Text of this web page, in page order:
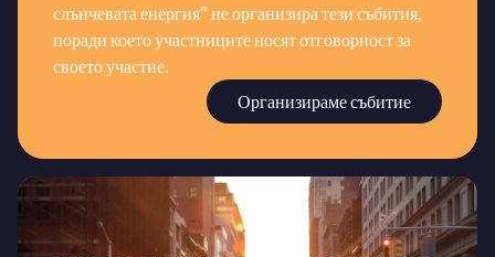
слънчевата енергия“ не организира тези събития,
поради което участниците носят отговорност за
своето участие.
Организираме събитие